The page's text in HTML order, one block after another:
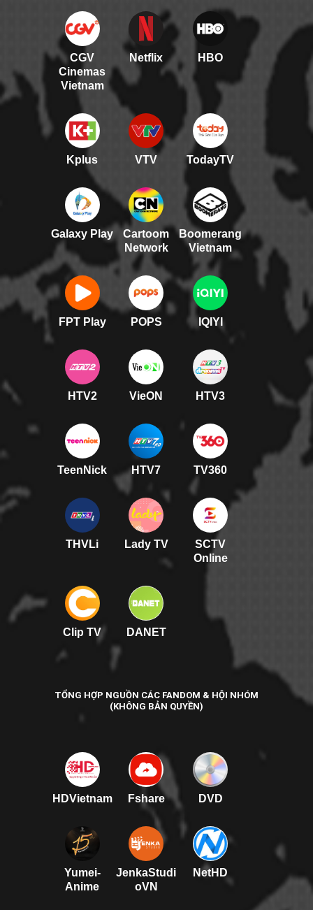
CGV
Cinemas
Vietnam
Netflix HBO
Kplus VTV TodayTV
Galaxy Play
Cartoom
Network
Boomerang
Vietnam
FPT Play POPS IQIYI
HTV2 VieON HTV3
TeenNick HTV7 TV360
THVLi Lady TV
SCTV
Online
Clip TV DANET
TỔNG HỢP NGUỒN CÁC FANDOM & HỘI NHÓM
(KHÔNG BẢN QUYỀN)
HDVietnam Fshare DVD
Yumei-
Anime
JenkaStudi
oVN
NetHD